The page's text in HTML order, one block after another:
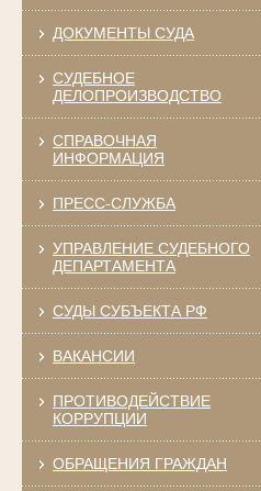
ДОКУМЕНТЫ СУДА
СУДЕБНОЕ
ДЕЛОПРОИЗВОДСТВО
СПРАВОЧНАЯ
ИНФОРМАЦИЯ
ПРЕСС-СЛУЖБА
УПРАВЛЕНИЕ СУДЕБНОГО
ДЕПАРТАМЕНТА
СУДЫ СУБЪЕКТА РФ
ВАКАНСИИ
ПРОТИВОДЕЙСТВИЕ
КОРРУПЦИИ
ОБРАЩЕНИЯ ГРАЖДАН